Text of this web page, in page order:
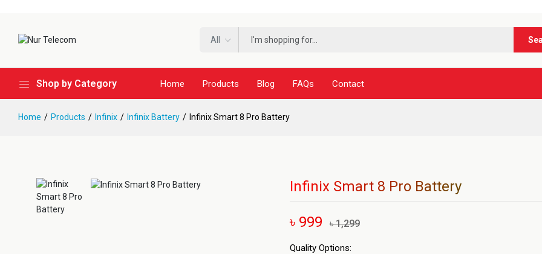
***নূর
All
Shop by Category Home Products Blog FAQs Contact
Home Products Infinix Infinix Battery Infinix Smart 8 Pro Battery
Infinix Smart 8 Pro Battery
৳ 999 ৳ 1,299
Quality Options: